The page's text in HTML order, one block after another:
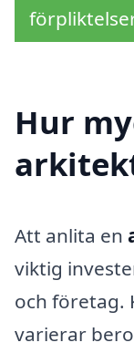
Hur
Att anlita en
viktig
och företag.
varierar